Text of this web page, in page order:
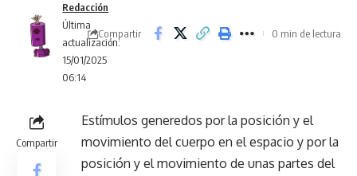
Última
actualización:
15/01/2025
06:14
Redacción
Compartir 0 min de lectura
Compartir
Estímulos generedos por la posición y el
movimiento del cuerpo en el espacio y por la
posición y el movimiento de unas partes del